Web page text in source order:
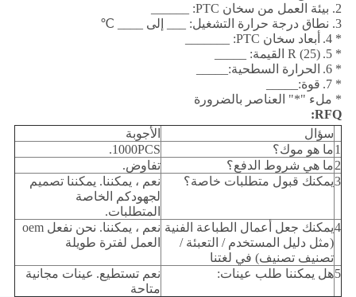
2. بيئة العمل من سخان PTC: ______
3. نطاق درجة حرارة التشغيل: ___ إلى ____ ℃
* 4.
أبعاد سخان PTC: _______
* 5.
R (25) القيمة: _____
* 6.
الحرارة السطحية:_____
* 7.
قوة:_____
* ملء "*" العناصر بالضرورة
RFQ:
سؤال
الأجوبة
1ما هو موك؟
1000PCS.
2ما هي شروط الدفع؟
تفاوض.
3يمكنك قبول متطلبات خاصة؟
نعم ، يمكننا. يمكننا تصميم
لجهودكم الخاصة
المتطلبات.
4يمكنك جعل أعمال الطباعة الفنية
(مثل دليل المستخدم / التعبئة /
تصنيف تصنيف) في لغتنا
نعم ، يمكننا. نحن نفعل oem
العمل لفترة طويلة
5هل يمكننا طلب عينات: نعم تستطيع. عينات مجانية
متاحة